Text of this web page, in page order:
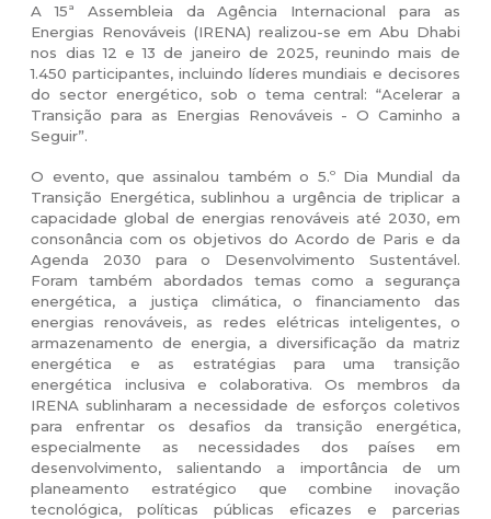
A 15ª Assembleia da Agência Internacional para as
Energias Renováveis (IRENA) realizou-se em Abu Dhabi
nos dias 12 e 13 de janeiro de 2025, reunindo mais de
1.450 participantes, incluindo líderes mundiais e decisores
do sector energético, sob o tema central: “Acelerar a
Transição para as Energias Renováveis - O Caminho a
Seguir”.
O evento, que assinalou também o 5.º Dia Mundial da
Transição Energética, sublinhou a urgência de triplicar a
capacidade global de energias renováveis até 2030, em
consonância com os objetivos do Acordo de Paris e da
Agenda 2030 para o Desenvolvimento Sustentável.
Foram também abordados temas como a segurança
energética, a justiça climática, o financiamento das
energias renováveis, as redes elétricas inteligentes, o
armazenamento de energia, a diversificação da matriz
energética e as estratégias para uma transição
energética inclusiva e colaborativa.Os membros da
IRENA sublinharam a necessidade de esforços coletivos
para enfrentar os desafios da transição energética,
especialmente as necessidades dos países em
desenvolvimento, salientando a importância de um
planeamento estratégico que combine inovação
tecnológica, políticas públicas eficazes e parcerias